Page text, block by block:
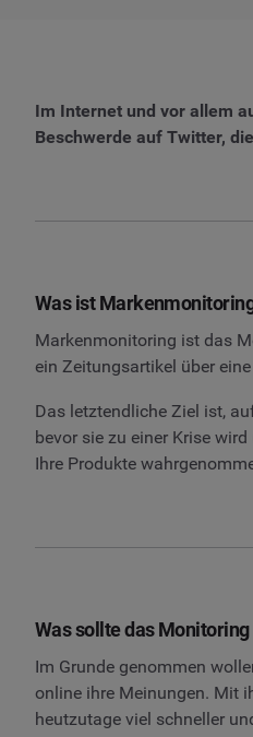
Im Internet und vor allem
Beschwerde auf Twitter,
Was ist
Markenmonitoring ist das
ein Zeitungsartikel über
Das letztendliche Ziel ist,
bevor sie zu einer Krise
Ihre Produkte
Was sollte das
Im Grunde genommen
online ihre Meinungen. Mit
heutzutage viel schneller